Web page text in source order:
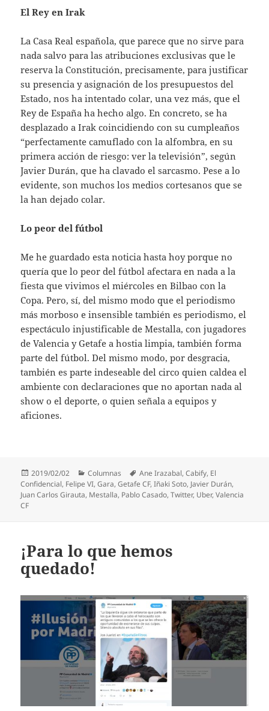
El Rey en Irak
La Casa Real española, que parece que no sirve para
nada salvo para las atribuciones exclusivas que le
reserva la Constitución, precisamente, para justificar
su presencia y asignación de los presupuestos del
Estado, nos ha intentado colar, una vez más, que el
Rey de España ha hecho algo. En concreto, se ha
desplazado a Irak coincidiendo con su cumpleaños
“perfectamente camuflado con la alfombra, en su
primera acción de riesgo: ver la televisión”, según
Javier Durán, que ha clavado el sarcasmo. Pese a lo
evidente, son muchos los medios cortesanos que se
la han dejado colar.
Lo peor del fútbol
Me he guardado esta noticia hasta hoy porque no
quería que lo peor del fútbol afectara en nada a la
fiesta que vivimos el miércoles en Bilbao con la
Copa. Pero, sí, del mismo modo que el periodismo
más morboso e insensible también es periodismo, el
espectáculo injustificable de Mestalla, con jugadores
de Valencia y Getafe a hostia limpia, también forma
parte del fútbol. Del mismo modo, por desgracia,
también es parte indeseable del circo quien caldea el
ambiente con declaraciones que no aportan nada al
show o el deporte, o quien señala a equipos y
aficiones.
Publicado
el
2019/02/02 Categorías
Columnas Etiquetas
Ane Irazabal,Cabify, El
Confidencial, Felipe VI,Gara,Getafe CF,Iñaki Soto, Javier Durán,
Juan Carlos Girauta, Mestalla, Pablo Casado,Twitter, Uber,Valencia
CF
¡Para lo que hemos
quedado!